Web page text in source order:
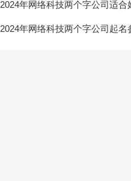
2024年网络科技两个字公司适合
2024年网络科技两个字公司起名